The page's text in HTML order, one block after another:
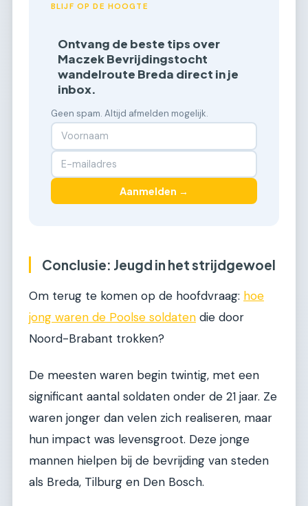
BLIJF OP DE HOOGTE
Ontvang de beste tips over
Maczek Bevrijdingstocht
wandelroute Breda direct in je
inbox.
Geen spam. Altijd afmelden mogelijk.
Aanmelden →
Conclusie: Jeugd in het strijdgewoel
Om terug te komen op de hoofdvraag: hoe
jong waren de Poolse soldaten die door
Noord-Brabant trokken?
De meesten waren begin twintig, met een
significant aantal soldaten onder de 21 jaar. Ze
waren jonger dan velen zich realiseren, maar
hun impact was levensgroot. Deze jonge
mannen hielpen bij de bevrijding van steden
als Breda, Tilburg en Den Bosch.